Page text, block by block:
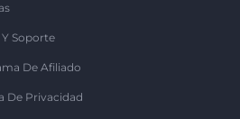
Soporte
De Afiliado
De Privacidad